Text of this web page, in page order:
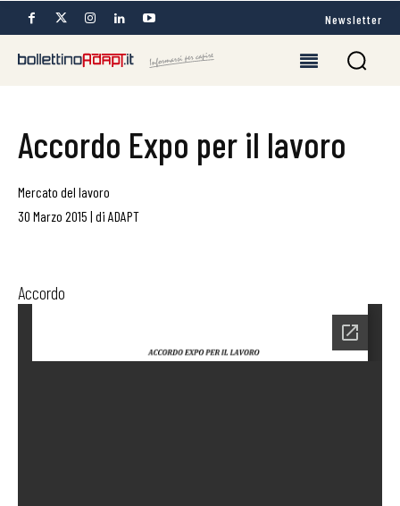
Newsletter
Accordo Expo per il lavoro
Mercato del lavoro
30 Marzo 2015 | di ADAPT
Accordo